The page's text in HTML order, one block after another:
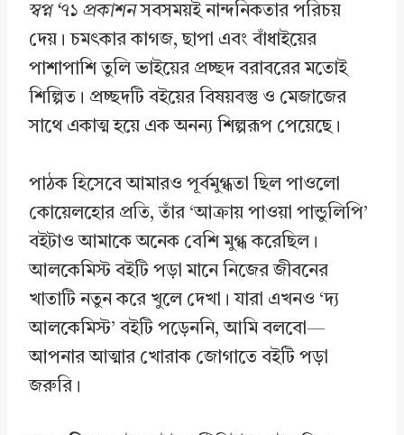
স্বপ্ন ‘৭১ প্রকাশনসবসময়ই নান্দনিকতার পরিচয়
দেয়। চমৎকার কাগজ, ছাপা এবং বাঁধাইয়ের
পাশাপাশি তুলি ভাইয়ের প্রচ্ছদ বরাবরের মতোই
শিল্পিত। প্রচ্ছদটি বইয়ের বিষয়বস্তু ও মেজাজের
সাথে একাত্ম হয়ে এক অনন্য শিল্পরূপ পেয়েছে।
পাঠক হিসেবে আমারও পূর্বমুগ্ধতা ছিল পাওলো
কোয়েলহোর প্রতি, তাঁর ‘আক্রায় পাওয়া পান্ডুলিপি’
বইটাও আমাকে অনেক বেশি মুগ্ধ করেছিল।
আলকেমিস্ট বইটি পড়া মানে নিজের জীবনের
খাতাটি নতুন করে খুলে দেখা। যারা এখনও ‘দ্য
আলকেমিস্ট’ বইটি পড়েননি, আমি বলবো—
আপনার আত্মার খোরাক জোগাতে বইটি পড়া
জরুরি।